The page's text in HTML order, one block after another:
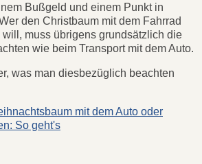
Bußgeld und einem Punkt in
den Christbaum mit dem Fahrrad
muss übrigens grundsätzlich die
wie beim Transport mit dem Auto.
was man diesbezüglich beachten
mit dem Auto oder
So geht's